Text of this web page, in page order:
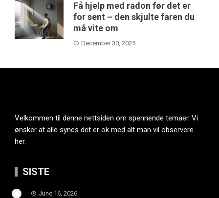
Få hjelp med radon før det er
for sent – den skjulte faren du
må vite om
December 30, 2025
Velkommen til denne nettsiden om spennende temaer. Vi
ønsker at alle synes det er ok med alt man vil observere
her.
SISTE
June 16, 2026